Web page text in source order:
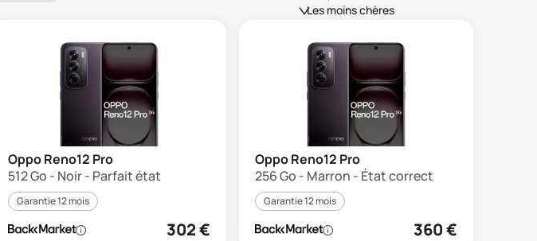
Les moins chères
Oppo Reno12 Pro
512 Go - Noir - Parfait état
Garantie 12 mois
302€
Oppo Reno12 Pro
256 Go - Marron - État correct
Garantie 12 mois
360€